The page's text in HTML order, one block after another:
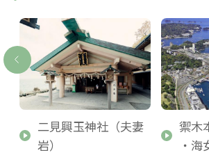
二見興玉神社（夫妻
岩）
禦木
・海